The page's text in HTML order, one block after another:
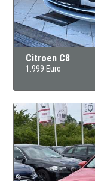
Citroen C8
1.999 Euro